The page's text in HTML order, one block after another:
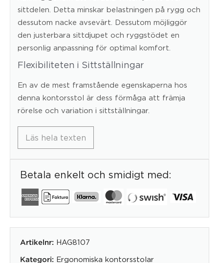
sittdelen. Detta minskar belastningen på rygg och
dessutom nacke avsevärt. Dessutom möjliggör
den justerbara sittdjupet och ryggstödet en
personlig anpassning för optimal komfort.
Flexibiliteten i Sittställningar
En av de mest framstående egenskaperna hos
denna kontorsstol är dess förmåga att främja
rörelse och variation i sittställningar.
Läs hela texten
Betala enkelt och smidigt med:
Artikelnr: HAG8107
Kategori: Ergonomiska kontorsstolar